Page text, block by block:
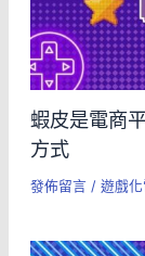
蝦皮是電商
方式
發佈留言 / 遊戲